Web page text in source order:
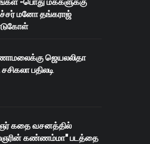
மனோ தங்கராஜ்
ஜெயலலிதா
பதிலடி
கதை வசனத்தில்
கண்ணம்மா" படத்தை